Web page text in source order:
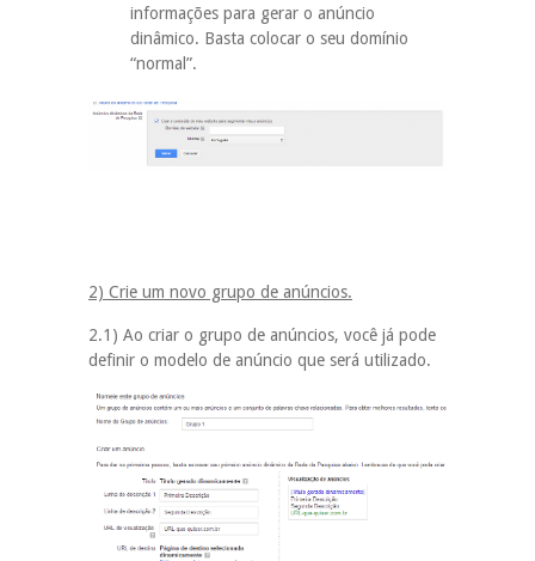
informações para gerar o anúncio
dinâmico. Basta colocar o seu domínio
“normal”.
2) Crie um novo grupo de anúncios.
2.1) Ao criar o grupo de anúncios, você já pode
definir o modelo de anúncio que será utilizado.